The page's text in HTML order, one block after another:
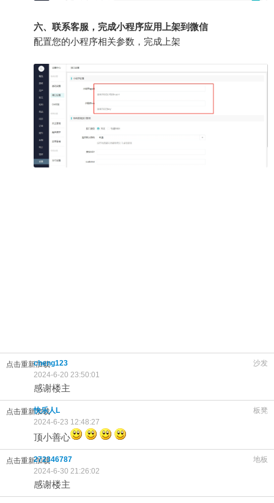
六、联系客服，完成小程序应用上架到微信
配置您的小程序相关参数，完成上架
点击重新加载 沙发
cheng123
2024-6-20 23:50:01
感谢楼主
点击重新加载 板凳
快乐人L
2024-6-23 12:48:27
顶小善心
点击重新加载 地板
272346787
2024-6-30 21:26:02
感谢楼主